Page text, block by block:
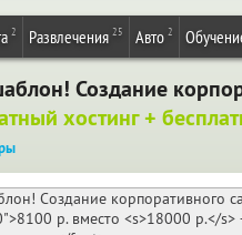
2 Развлечения 25 Авто 2
Создание
хостинг +